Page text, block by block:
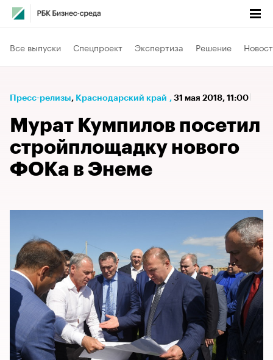
Все выпуски Спецпроект Экспертиза Решение
Пресс-релизы⁠, Краснодарский край , 31 мая 2018, 11:00
Мурат Кумпилов посетил
стройплощадку нового
ФОКа в Энеме